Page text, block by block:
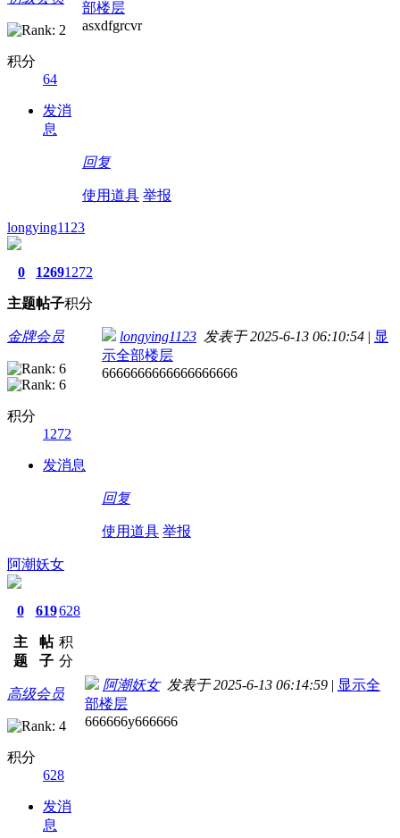
积分
64
发消
息
部楼层
asxdfgrcvr
回复
使用道具 举报
longying1123
0
主题
1269
帖子
1272
积分
金牌会员
积分
1272
发消息
longying1123 发表于 2025-6-13 06:10:54 | 显
示全部楼层
6666666666666666666
回复
使用道具 举报
阿潮妖女
0
主
题
619
帖
子
628
积
分
高级会员
积分
628
发消
息
阿潮妖女发表于 2025-6-13 06:14:59 | 显示全
部楼层
666666y666666